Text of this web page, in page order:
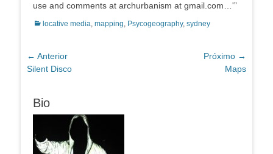
use and comments at archurbanism at gmail.com…'”
Categorias:
locative media, mapping, Psycogeography, sydney
Navegação
de
← Anterior
Post
Silent Disco
Próximo →
Maps
Bio